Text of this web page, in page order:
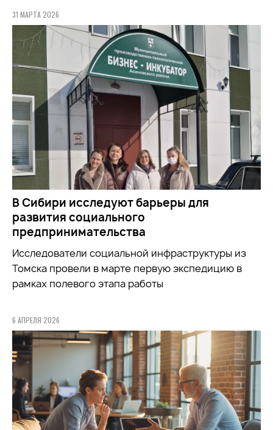
31 МАРТА 2026
В Сибири исследуют барьеры для
развития социального
предпринимательства
Исследователи социальной инфраструктуры из
Томска провели в марте первую экспедицию в
рамках полевого этапа работы
6 АПРЕЛЯ 2026